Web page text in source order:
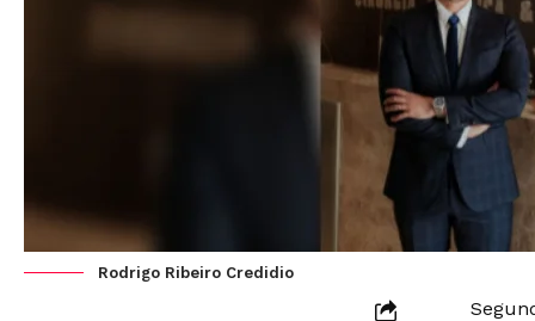
Rodrigo Ribeiro Credidio